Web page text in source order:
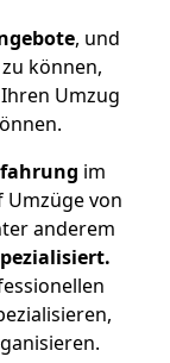
, und
können,
Umzug
im
Umzüge von
anderem